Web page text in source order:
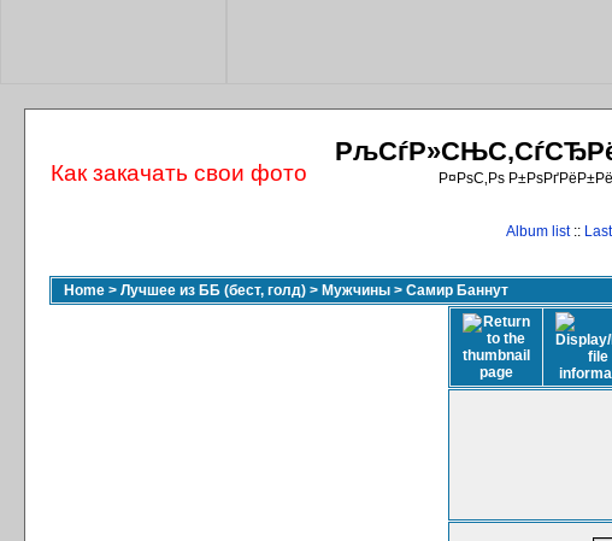
Р¤РѕС‚Рѕ
Album list::
Home > Лучшее из ББ (бест, голд) > Мужчины > Самир Баннут
Как закачать свои фото